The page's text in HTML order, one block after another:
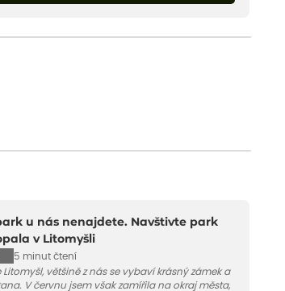
u nás nenajdete. Navštivte park
v Litomyšli
5 minut čtení
Litomyšl, většině z nás se vybaví krásný zámek a
V červnu jsem však zamířila na okraj města,